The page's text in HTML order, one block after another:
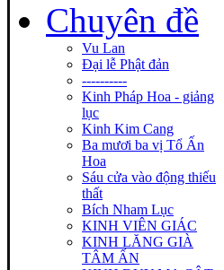
Chuyên đề
Vu Lan
Đại lễ Phật đản
----------
Kinh Pháp Hoa - giảng
lục
Kinh Kim Cang
Ba mươi ba vị Tổ Ấn
Hoa
Sáu cửa vào động thiếu
thất
Bích Nham Lục
KINH VIÊN GIÁC
KINH LĂNG GIÀ
TÂM ẤN